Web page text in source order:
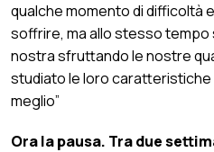
qualche momento di difficoltà
soffrire, ma allo stesso tempo
nostra sfruttando le nostre
studiato le loro caratteristiche
meglio”
Ora la pausa. Tra due